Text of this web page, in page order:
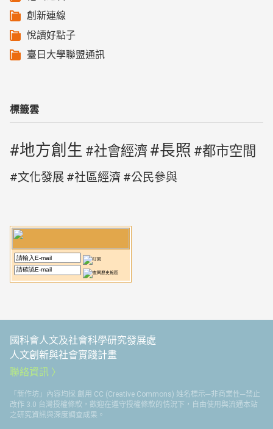
創新連線
悅讀好點子
臺日大學聯盟通訊
標籤雲
地方創生 社會經濟 長照 都市空間
文化發展 社區經濟 公民參與
國科會人文及社會科學研究發展處
人文創新與社會實踐計畫
聯絡資訊
「新作坊」內容均採 創用 CC (Creative Commons) 姓名標示─非商業性─禁止
改作 3.0 台灣授權條款，歡迎在遵守授權條款的情況下，自由使用與流通本站
之研究資訊與深度調查成果。